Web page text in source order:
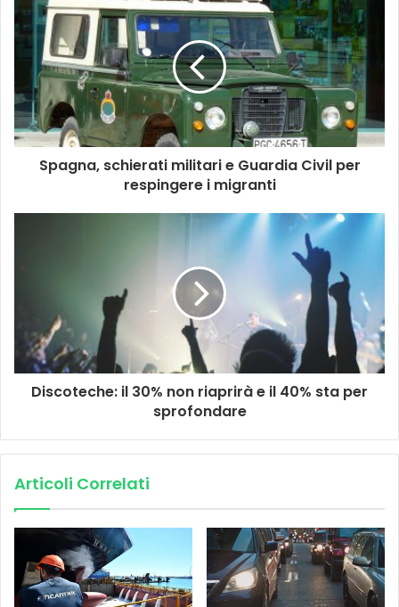
Spagna, schierati militari e Guardia Civil per
respingere i migranti
Discoteche: il 30% non riaprirà e il 40% sta per
sprofondare
Articoli Correlati